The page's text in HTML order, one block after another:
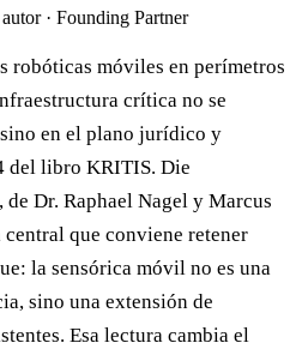
· Founding Partner
robóticas móviles en perímetros
crítica no se
en el plano jurídico y
del libro KRITIS. Die
Dr. Raphael Nagel y Marcus
que conviene retener
la sensórica móvil no es una
sino una extensión de
Esa lectura cambia el